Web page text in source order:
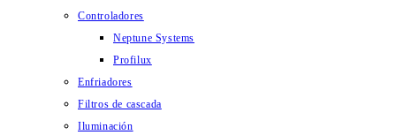
Controladores
Neptune Systems
Profilux
Enfriadores
Filtros de cascada
Iluminación